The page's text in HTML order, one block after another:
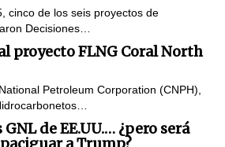
cinco de los seis proyectos de
Decisiones…
proyecto FLNG Coral North
Petroleum Corporation (CNPH),
de EE.UU.… ¿pero será